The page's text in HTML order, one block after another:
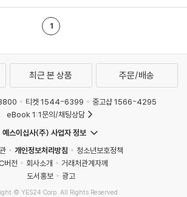
1
최근 본 상품 주문/배송
티켓 1544-6399
중고샵 1566-4295
eBook 1:1문의/채팅상담
예스이십사(주) 사업자 정보
개인정보처리방침
청소년보호정책
버전
회사소개
거래처관계자께
도서홍보
광고
© YES24 Corp. All Rights Reserved.